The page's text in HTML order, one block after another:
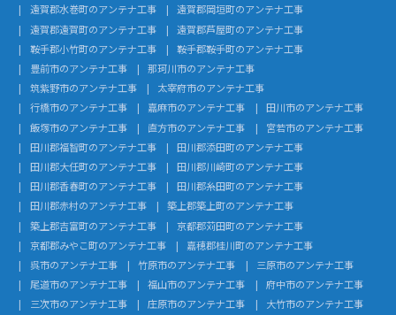
遠賀郡水巻町のアンテナ工事
遠賀郡岡垣町のアンテナ工事
遠賀郡遠賀町のアンテナ工事
遠賀郡芦屋町のアンテナ工事
鞍手郡小竹町のアンテナ工事
鞍手郡鞍手町のアンテナ工事
豊前市のアンテナ工事
那珂川市のアンテナ工事
筑紫野市のアンテナ工事
太宰府市のアンテナ工事
行橋市のアンテナ工事
嘉麻市のアンテナ工事
田川市のアンテナ工事
飯塚市のアンテナ工事
直方市のアンテナ工事
宮若市のアンテナ工事
田川郡福智町のアンテナ工事
田川郡添田町のアンテナ工事
田川郡大任町のアンテナ工事
田川郡川崎町のアンテナ工事
田川郡香春町のアンテナ工事
田川郡糸田町のアンテナ工事
田川郡赤村のアンテナ工事
築上郡築上町のアンテナ工事
築上郡吉富町のアンテナ工事
京都郡苅田町のアンテナ工事
京都郡みやこ町のアンテナ工事
嘉穂郡桂川町のアンテナ工事
呉市のアンテナ工事
竹原市のアンテナ工事
三原市のアンテナ工事
尾道市のアンテナ工事
福山市のアンテナ工事
府中市のアンテナ工事
三次市のアンテナ工事
庄原市のアンテナ工事
大竹市のアンテナ工事